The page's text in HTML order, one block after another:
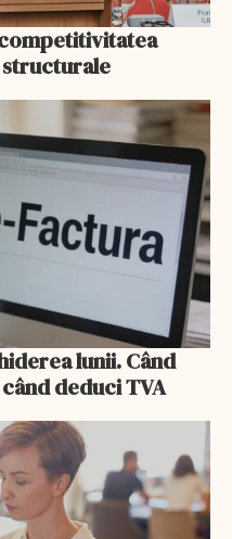
lunii. Când
deduci TVA